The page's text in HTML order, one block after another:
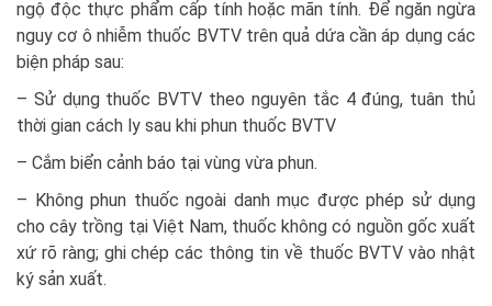
ngộ độc thực phẩm cấp tính hoặc mãn tính. Để ngăn ngừa
nguy cơ ô nhiễm thuốc BVTV trên quả dứa cần áp dụng các
biện pháp sau:
– Sử dụng thuốc BVTV theo nguyên tắc 4 đúng, tuân thủ
thời gian cách ly sau khi phun thuốc BVTV
– Cắm biển cảnh báo tại vùng vừa phun.
– Không phun thuốc ngoài danh mục được phép sử dụng
cho cây trồng tại Việt Nam, thuốc không có nguồn gốc xuất
xứ rõ ràng; ghi chép các thông tin về thuốc BVTV vào nhật
ký sản xuất.